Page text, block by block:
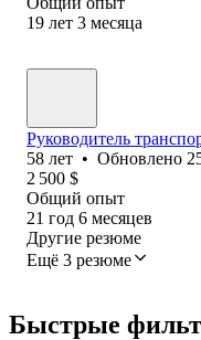
19 лет 3 месяца
Руководитель
58 лет • Обновлено
2 500 $
Общий опыт
21 год 6 месяцев
Другие резюме
Ещё 3 резюме
Быстрые